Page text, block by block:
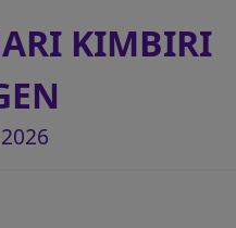
KIMBIRI